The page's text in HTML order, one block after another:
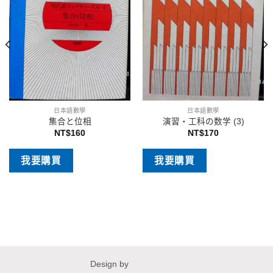
日本語數學
集合と位相
NT$160
我要購買
日本語數學
演習・工科の数学 (3)
NT$170
我要購買
Design by